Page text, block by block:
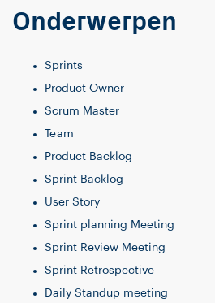
Onderwerpen
Sprints
Product Owner
Scrum Master
Team
Product Backlog
Sprint Backlog
User Story
Sprint planning Meeting
Sprint Review Meeting
Sprint Retrospective
Daily Standup meeting